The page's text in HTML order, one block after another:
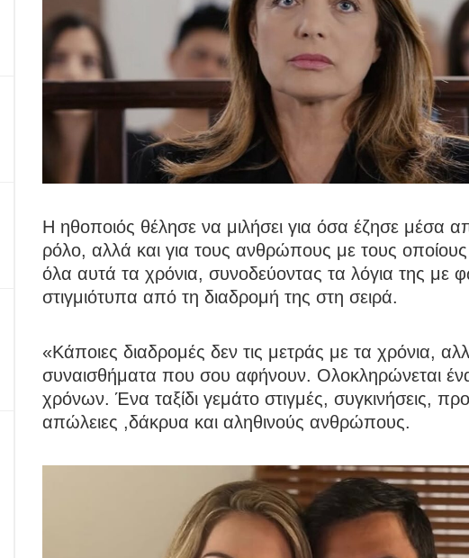
Η ηθοποιός θέλησε να μιλήσει για όσα έζησε μέσα
ρόλο, αλλά και για τους ανθρώπους με τους
όλα αυτά τα χρόνια, συνοδεύοντας τα λόγια της με
στιγμιότυπα από τη διαδρομή της στη σειρά.
«Κάποιες διαδρομές δεν τις μετράς με τα χρόνια,
συναισθήματα που σου αφήνουν. Ολοκληρώνεται ένα
χρόνων. Ένα ταξίδι γεμάτο στιγμές, συγκινήσεις,
απώλειες ,δάκρυα και αληθινούς ανθρώπους.